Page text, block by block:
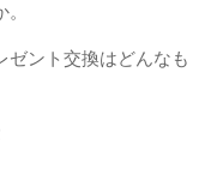
ゼント交換はどんなも